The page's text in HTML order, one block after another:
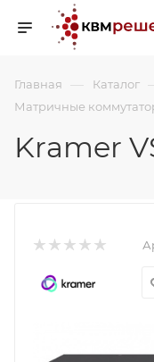
Главная — Каталог
Матричные
Kramer